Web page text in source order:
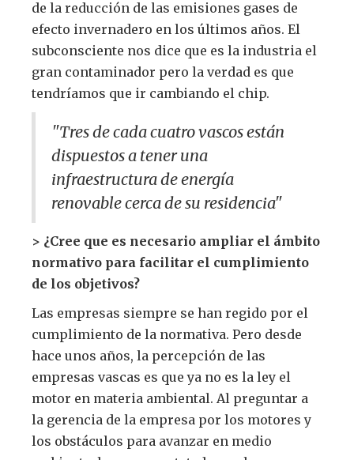
de la reducción de las emisiones gases de
efecto invernadero en los últimos años. El
subconsciente nos dice que es la industria el
gran contaminador pero la verdad es que
tendríamos que ir cambiando el chip.
"Tres de cada cuatro vascos están
dispuestos a tener una
infraestructura de energía
renovable cerca de su residencia"
> ¿Cree que es necesario ampliar el ámbito
normativo para facilitar el cumplimiento
de los objetivos?
Las empresas siempre se han regido por el
cumplimiento de la normativa. Pero desde
hace unos años, la percepción de las
empresas vascas es que ya no es la ley el
motor en materia ambiental. Al preguntar a
la gerencia de la empresa por los motores y
los obstáculos para avanzar en medio